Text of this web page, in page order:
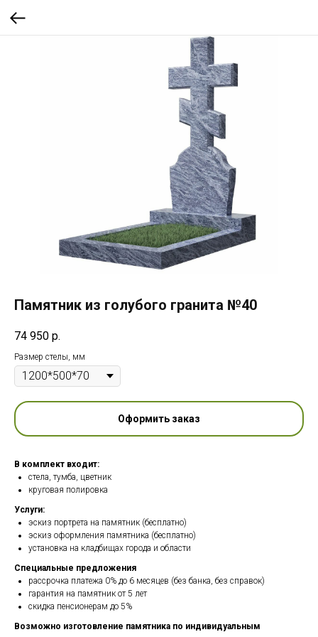
Памятник из голубого гранита №40
74 950 р.
Размер стелы, мм
Оформить заказ
В комплект входит:
стела, тумба, цветник
круговая полировка
Услуги:
эскиз портрета на памятник (бесплатно)
эскиз оформления памятника (бесплатно)
установка на кладбищах города и области
Специальные предложения
рассрочка платежа 0% до 6 месяцев (без банка, без справок)
гарантия на памятник от 5 лет
скидка пенсионерам до 5%
Возможно изготовление памятника по индивидуальным